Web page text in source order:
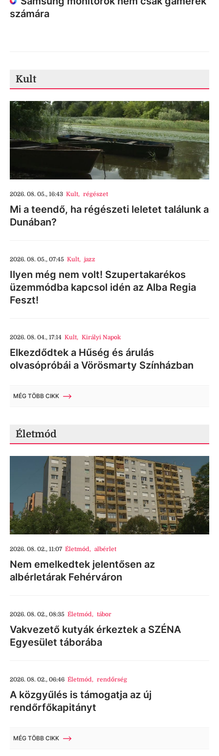
számára
Kult
2026. 08. 05., 16:43 Kult, régészet
Mi a teendő, ha régészeti leletet találunk a
Dunában?
2026. 08. 05., 07:45 Kult, jazz
Ilyen még nem volt! Szupertakarékos
üzemmódba kapcsol idén az Alba Regia
Feszt!
2026. 08. 04., 17:14 Kult, Királyi Napok
Elkezdődtek a Hűség és árulás
olvasópróbái a Vörösmarty Színházban
MÉG TÖBB CIKK
Életmód
2026. 08. 02., 11:07 Életmód, albérlet
Nem emelkedtek jelentősen az
albérletárak Fehérváron
2026. 08. 02., 08:35 Életmód, tábor
Vakvezető kutyák érkeztek a SZÉNA
Egyesület táborába
2026. 08. 02., 06:46 Életmód, rendőrség
A közgyűlés is támogatja az új
rendőrfőkapitányt
MÉG TÖBB CIKK